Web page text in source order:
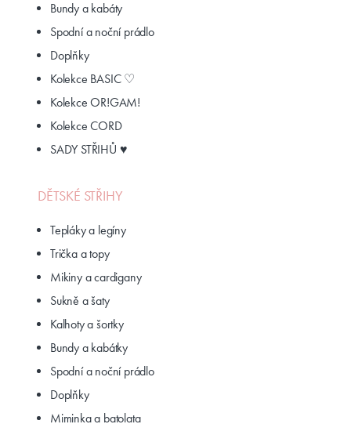
Bundy a kabáty
Spodní a noční prádlo
Doplňky
Kolekce BASIC ♡
Kolekce OR!GAM!
Kolekce CORD
SADY STŘIHŮ ♥
DĚTSKÉ STŘIHY
Tepláky a legíny
Trička a topy
Mikiny a cardigany
Sukně a šaty
Kalhoty a šortky
Bundy a kabátky
Spodní a noční prádlo
Doplňky
Miminka a batolata